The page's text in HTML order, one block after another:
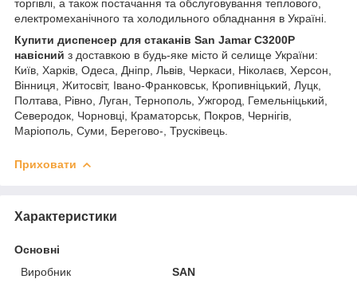
торгівлі, а також постачання та обслуговування теплового,
електромеханічного та холодильного обладнання в Україні.
Купити диспенсер для стаканів San Jamar C3200P
навісний з доставкою в будь-яке місто й селище України:
Київ, Харків, Одеса, Дніпр, Львів, Черкаси, Ніколаєв, Херсон,
Вінниця, Житосвіт, Івано-Франковськ, Кропивніцький, Луцк,
Полтава, Рівно, Луган, Тернополь, Ужгород, Гемельніцький,
Северодок, Чорновці, Краматорськ, Покров, Чернігів,
Маріополь, Суми, Берегово-, Трусківець.
Приховати
Характеристики
Основні
Виробник
SAN